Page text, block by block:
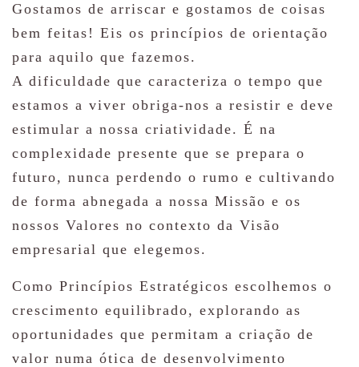
Gostamos de arriscar e gostamos de coisas
bem feitas! Eis os princípios de orientação
para aquilo que fazemos.
A dificuldade que caracteriza o tempo que
estamos a viver obriga-nos a resistir e deve
estimular a nossa criatividade. É na
complexidade presente que se prepara o
futuro, nunca perdendo o rumo e cultivando
de forma abnegada a nossa Missão e os
nossos Valores no contexto da Visão
empresarial que elegemos.
Como Princípios Estratégicos escolhemos o
crescimento equilibrado, explorando as
oportunidades que permitam a criação de
valor numa ótica de desenvolvimento